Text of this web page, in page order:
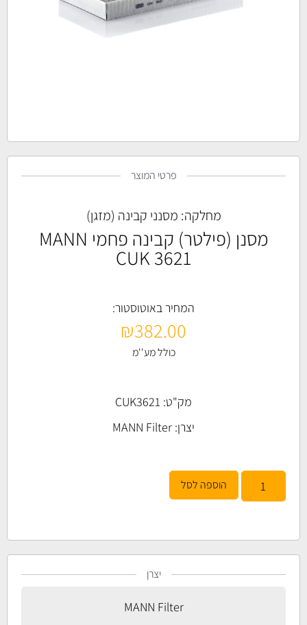
פרטי המוצר
מחלקה: מסנני קבינה (מזגן)
מסנן (פילטר) קבינה פחמי MANN
CUK 3621
המחיר באוטוסטור:
₪382.00
כולל מע''מ
מק"ט: CUK3621
יצרן: MANN Filter
הוספה לסל
יצרן
MANN Filter